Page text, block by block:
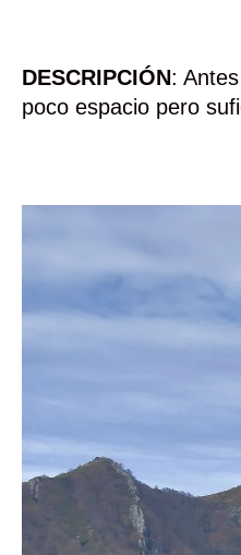
DESCRIPCIÓN:
poco espacio pero